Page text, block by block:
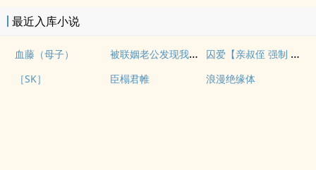
最近入库小说
血藤（母子） 被联姻老公发现我写po文后 囚爱【亲叔侄 强制 1v1 H】
［SK］ 臣榻君帷 浪漫绝缘体